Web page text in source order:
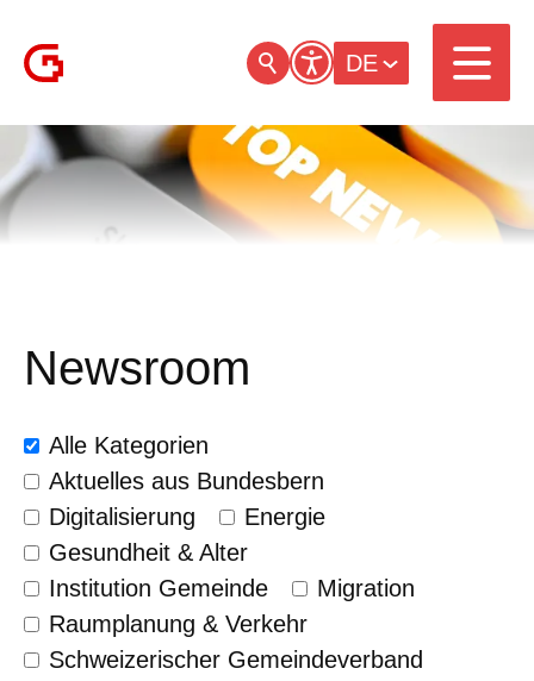
DE
Newsroom
Alle Kategorien
Aktuelles aus Bundesbern
Digitalisierung
Energie
Gesundheit & Alter
Institution Gemeinde
Migration
Raumplanung & Verkehr
Schweizerischer Gemeinde­verband